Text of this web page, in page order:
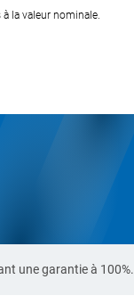
la valeur nominale.
une garantie à 100%.